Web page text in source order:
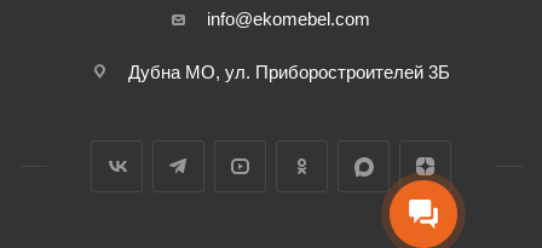
info@ekomebel.com
Дубна МО, ул. Приборостроителей 3Б